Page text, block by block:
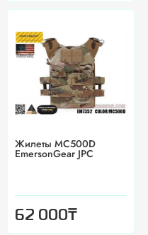
Жилеты MC500D
EmersonGear JPC
62 000₸